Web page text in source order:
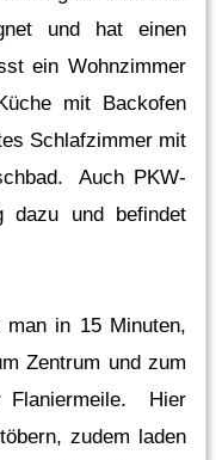
und hat einen
ein Wohnzimmer
mit Backofen
Schlafzimmer mit
Auch PKW-
dazu und befindet
in 15 Minuten,
Zentrum und zum
Flaniermeile. Hier
zudem laden